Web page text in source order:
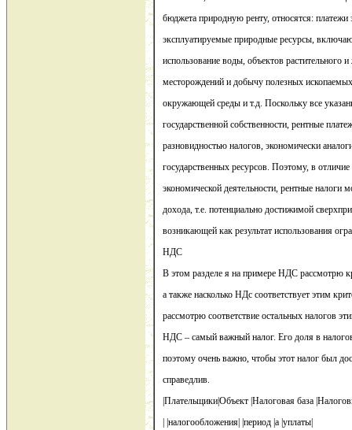
бюджета природную ренту, относятся: платежи
эксплуатируемые природные ресурсы,
использование воды, объектов растительного
месторождений и добычу полезных
окружающей среды и т.д. Поскольку все
государственной собственности, рентные
разновидностью налогов, экономически
государственных ресурсов. Поэтому, в отличие
экономической деятельности, рентные налоги
дохода, т.е. потенциально достижимой
возникающей как результат использования
НДС
В этом разделе я на примере НДС рассмотрю
а также насколько НДс соответствует этим
рассмотрю соответствие остальных налогов
НДС – самый важный налог. Его доля в
поэтому очень важно, чтобы этот налог был
справедлив.
|Плательщики|Объект |Налоговая база
| |налогообложения| |период |а |уплаты|